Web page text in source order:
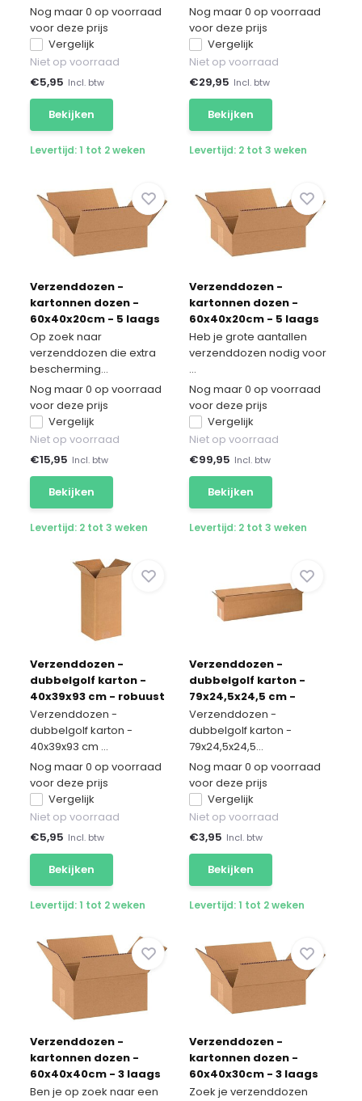
Nog maar 0 op voorraad
voor deze prijs
Vergelijk
Niet op voorraad
€5,95 Incl. btw
Bekijken
Levertijd: 1 tot 2 weken
Nog maar 0 op voorraad
voor deze prijs
Vergelijk
Niet op voorraad
€29,95 Incl. btw
Bekijken
Levertijd: 2 tot 3 weken
Verzenddozen -
kartonnen dozen -
60x40x20cm - 5 laags
10 stuks
Op zoek naar
verzenddozen die extra
bescherming...
Nog maar 0 op voorraad
voor deze prijs
Vergelijk
Niet op voorraad
€15,95 Incl. btw
Bekijken
Levertijd: 2 tot 3 weken
Verzenddozen -
kartonnen dozen -
60x40x20cm - 5 laags
50 stuks
Heb je grote aantallen
verzenddozen nodig voor
...
Nog maar 0 op voorraad
voor deze prijs
Vergelijk
Niet op voorraad
€99,95 Incl. btw
Bekijken
Levertijd: 2 tot 3 weken
Verzenddozen -
dubbelgolf karton -
40x39x93 cm - robuust
en duurzaam
Verzenddozen -
dubbelgolf karton -
40x39x93 cm ...
Nog maar 0 op voorraad
voor deze prijs
Vergelijk
Niet op voorraad
€5,95 Incl. btw
Bekijken
Levertijd: 1 tot 2 weken
Verzenddozen -
dubbelgolf karton -
79x24,5x24,5 cm -
smalle goederen
Verzenddozen -
dubbelgolf karton -
79x24,5x24,5...
Nog maar 0 op voorraad
voor deze prijs
Vergelijk
Niet op voorraad
€3,95 Incl. btw
Bekijken
Levertijd: 1 tot 2 weken
Verzenddozen -
kartonnen dozen -
60x40x40cm - 3 laags
20 stuks
Ben je op zoek naar een
Verzenddozen -
kartonnen dozen -
60x40x30cm - 3 laags
50 stuks
Zoek je verzenddozen